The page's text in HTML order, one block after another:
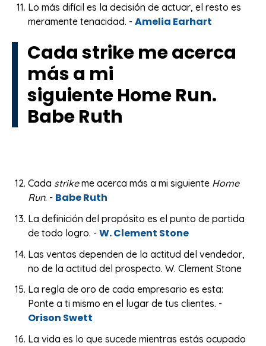
Lo más difícil es la decisión de actuar, el resto es
meramente tenacidad. -Amelia Earhart
Cada strike me acerca
más a mi
siguiente Home Run.
Babe Ruth
Cada strikeme acerca más a mi siguiente Home
Run. - Babe Ruth
La definición del propósito es el punto de partida
de todo logro. -W. Clement Stone
Las ventas dependen de la actitud del vendedor,
no de la actitud del prospecto. W. Clement Stone
La regla de oro de cada empresario es esta:
Ponte a ti mismo en el lugar de tus clientes. -
Orison Swett
La vida es lo que sucede mientras estás ocupado